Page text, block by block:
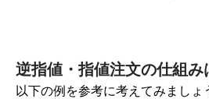
逆指値・指値注文の仕組み
以下の例を参考に考えてみまし